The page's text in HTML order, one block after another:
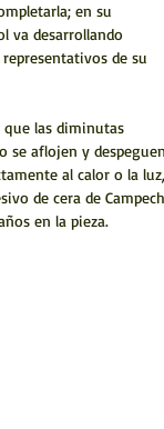
en su
va desarrollando
de su
que las diminutas
se aflojen y
al calor o la luz,
de cera de
en la pieza.